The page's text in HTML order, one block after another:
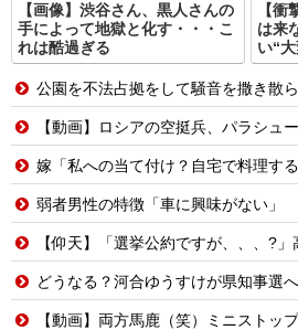
【画像】渋谷さん、黒人さんの
手によって地獄と化す・・・こ
れは酷過ぎる
【
は来
い“
公園を不法占拠をして騒音を撒き散らした反
【動画】ロシアの空挺兵、パラシュート
嫁「私への当て付け？自宅で料理する人も料理上手な人も大っっ嫌い！」嫁が料理嫌いで育児大変だから時間あ
弱者男性の特徴「車に興味がない」
【仰天】「選挙公約ですが、、、?」高市総理、減税に難色を示
どうなる？河合ゆうすけが県知事選
【動画】両方馬鹿（笑）ミニストップでトラッ